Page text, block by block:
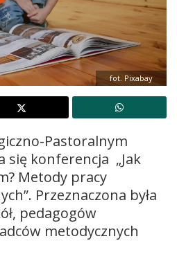
fot. Pixabay
Pastoralnym
się konferencja „Jak
Metody pracy
Przeznaczona była
pedagogów
metodycznych